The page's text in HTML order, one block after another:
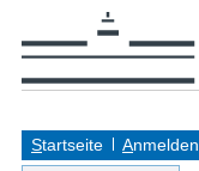
Startseite Anmelden